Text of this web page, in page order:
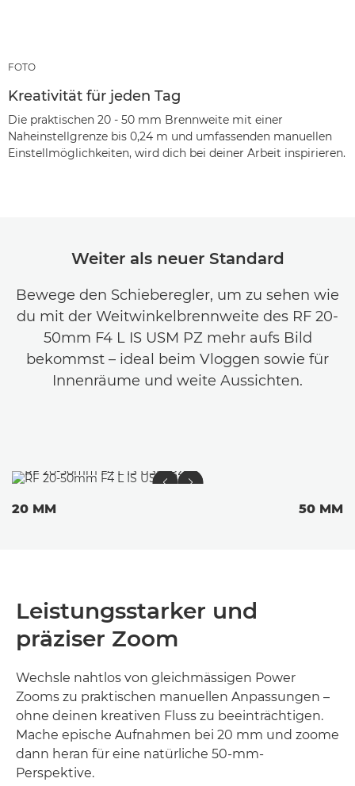
FOTO
Kreativität für jeden Tag
Die praktischen 20 - 50 mm Brennweite mit einer
Naheinstellgrenze bis 0,24 m und umfassenden manuellen
Einstellmöglichkeiten, wird dich bei deiner Arbeit inspirieren.
Weiter als neuer Standard
Bewege den Schieberegler, um zu sehen wie
du mit der Weitwinkelbrennweite des RF 20-
50mm F4 L IS USM PZ mehr aufs Bild
bekommst – ideal beim Vloggen sowie für
Innenräume und weite Aussichten.
20 MM 50 MM
Leistungsstarker und
präziser Zoom
Wechsle nahtlos von gleichmässigen Power
Zooms zu praktischen manuellen Anpassungen –
ohne deinen kreativen Fluss zu beeinträchtigen.
Mache epische Aufnahmen bei 20 mm und zoome
dann heran für eine natürliche 50-mm-
Perspektive.